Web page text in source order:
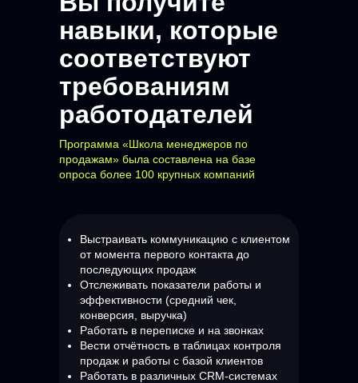
навыки, которые
соответствуют
требованиям
работодателей
Программа «Школа менеджеров по
продажам» была составлена на базе
опроса более 100 крупных компаний
Выстраивать коммуникацию с клиентом
от момента первого контакта до
последующих продаж
Отслеживать показатели работы и
эффективности (средний чек,
конверсия, выручка)
Работать в переписке и на звонках
Вести отчётность в таблицах контроля
продаж и работы с базой клиентов
Работать в различных CRM-системах